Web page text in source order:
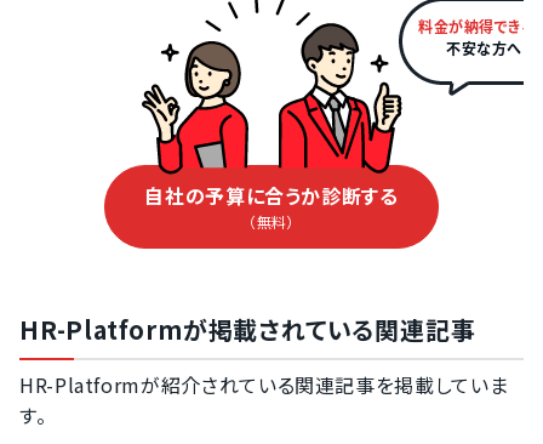
料金が納得できる
不安な方へ
自社の予算に合うか診断する
（無料）
HR-Platformが掲載されている関連記事
HR-Platformが紹介されている関連記事を掲載していま
す。